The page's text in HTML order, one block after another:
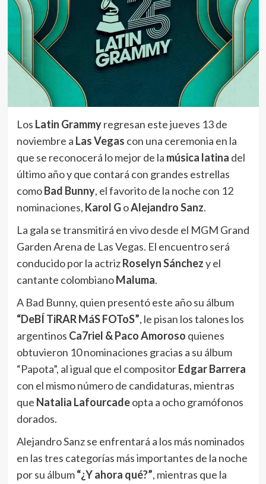
Los Latin Grammyregresan este jueves 13 de
noviembre a Las Vegas con una ceremonia en la
que se reconocerá lo mejor de la música latina del
último año y que contará con grandes estrellas
comoBad Bunny, el favorito de la noche con 12
nominaciones, Karol GoAlejandro Sanz.
La gala se transmitirá en vivo desde el MGM Grand
Garden Arena de Las Vegas. El encuentro será
conducido por la actrizRoselyn Sánchezy el
cantante colombianoMaluma.
A Bad Bunny, quien presentó este año su álbum
“DeBÍ TiRAR MáS FOToS”, le pisan los talones los
argentinos Ca7riel & Paco Amoroso quienes
obtuvieron 10 nominaciones gracias a su álbum
“Papota”, al igual que el compositorEdgar Barrera
con el mismo número de candidaturas, mientras
que Natalia Lafourcadeopta a ocho gramófonos
dorados.
Alejandro Sanz se enfrentará a los más nominados
en las tres categorías más importantes de la noche
por su álbum“¿Y ahora qué?”, mientras que la